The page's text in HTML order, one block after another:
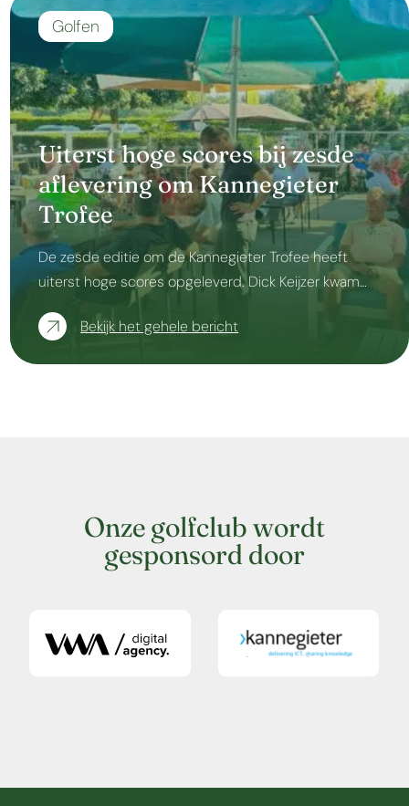
Uiterst hoge scores bij zesde
aflevering om Kannegieter
Trofee
Golfen
De zesde editie om de Kannegieter Trofee heeft
uiterst hoge scores opgeleverd. Dick Keijzer kwam…
Bekijk het gehele bericht
Onze golfclub wordt
gesponsord door